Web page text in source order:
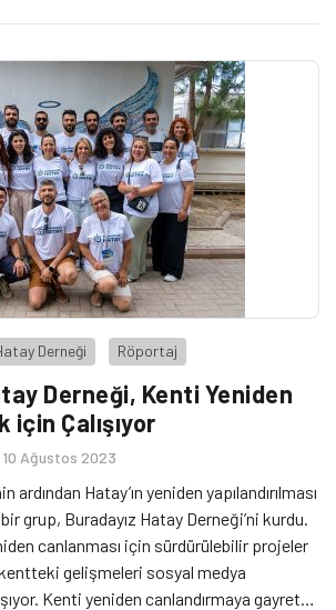
Derneği Röportaj
Derneği, Kenti Yeniden
için Çalışıyor
10 Ağustos 2023
Hatay’ın yeniden yapılandırılması
grup, Buradayız Hatay Derneği’ni kurdu.
canlanması için sürdürülebilir projeler
gelişmeleri sosyal medya
Kenti yeniden canlandırmaya gayret